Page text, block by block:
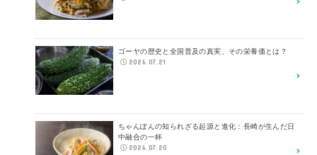
ゴーヤの歴史と全国普及の真実、その栄養価とは？
2026.07.21
ちゃんぽんの知られざる起源と進化：長崎が生んだ日
中融合の一杯
2026.07.20